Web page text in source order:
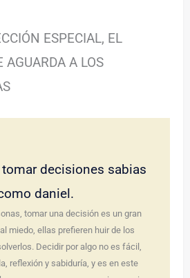
ESPECIAL, EL
AGUARDA A LOS
tomar decisiones sabias
daniel.
tomar una decisión es un gran
miedo, ellas prefieren huir de los
Decidir por algo no es fácil,
reflexión y sabiduría, y es en este